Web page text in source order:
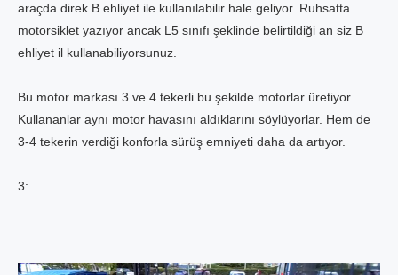
araçda direk B ehliyet ile kullanılabilir hale geliyor. Ruhsatta
motorsiklet yazıyor ancak L5 sınıfı şeklinde belirtildiği an siz B
ehliyet il kullanabiliyorsunuz.
Bu motor markası 3 ve 4 tekerli bu şekilde motorlar üretiyor.
Kullananlar aynı motor havasını aldıklarını söylüyorlar. Hem de
3-4 tekerin verdiği konforla sürüş emniyeti daha da artıyor.
3: